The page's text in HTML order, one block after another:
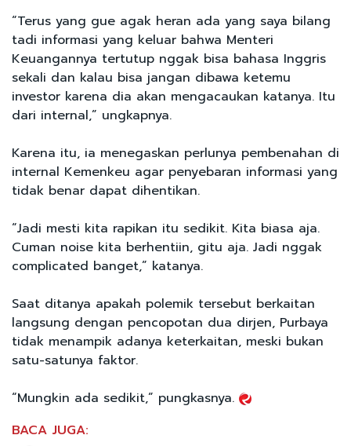
“Terus yang gue agak heran ada yang saya bilang
tadi informasi yang keluar bahwa Menteri
Keuangannya tertutup nggak bisa bahasa Inggris
sekali dan kalau bisa jangan dibawa ketemu
investor karena dia akan mengacaukan katanya. Itu
dari internal,” ungkapnya.
Karena itu, ia menegaskan perlunya pembenahan di
internal Kemenkeu agar penyebaran informasi yang
tidak benar dapat dihentikan.
“Jadi mesti kita rapikan itu sedikit. Kita biasa aja.
Cuman noise kita berhentiin, gitu aja. Jadi nggak
complicated banget,” katanya.
Saat ditanya apakah polemik tersebut berkaitan
langsung dengan pencopotan dua dirjen, Purbaya
tidak menampik adanya keterkaitan, meski bukan
satu-satunya faktor.
“Mungkin ada sedikit,” pungkasnya.
BACA JUGA: